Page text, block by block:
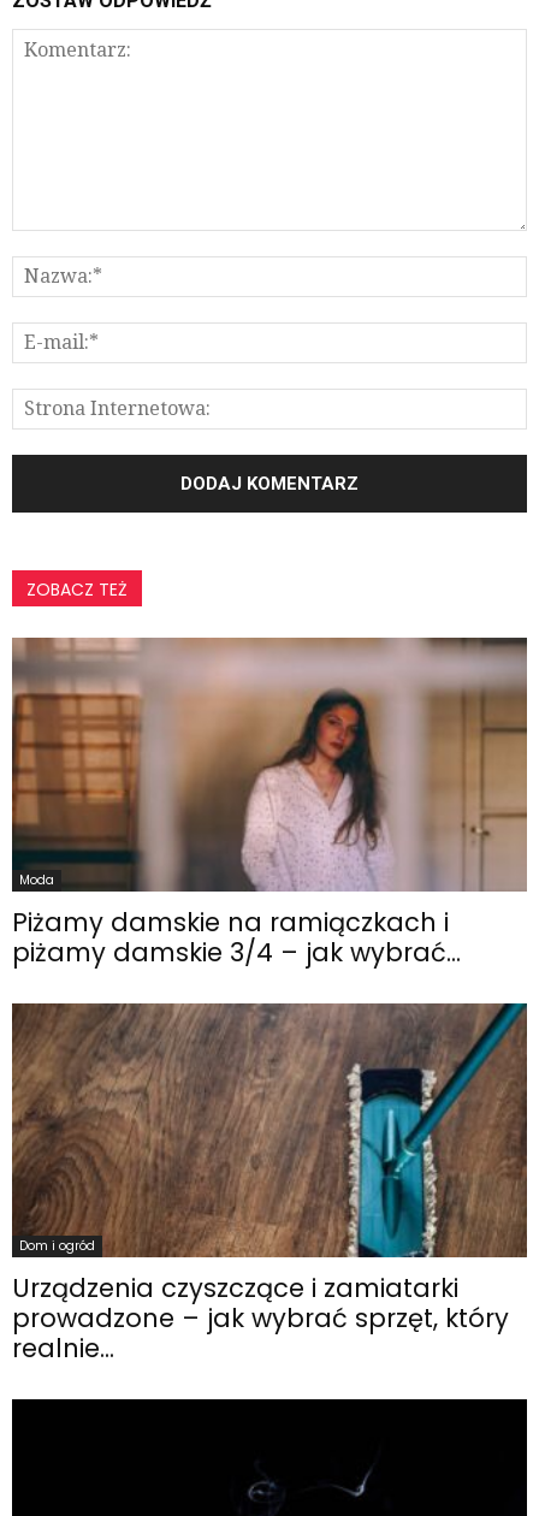
ZOBACZ TEŻ
Moda
Piżamy damskie na ramiączkach i
piżamy damskie 3/4 – jak wybrać...
Dom i ogród
Urządzenia czyszczące i zamiatarki
prowadzone – jak wybrać sprzęt, który
realnie...